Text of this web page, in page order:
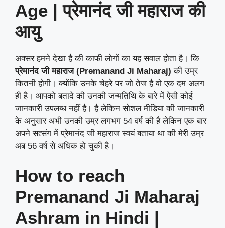
Age | प्रेमानंद जी महाराज की
आयु
अक्सर हमने देखा है की काफी लोगों का यह सवाल होता है। कि
प्रेमानंद जी महाराज (Premanand Ji Maharaj) की उम्र
कितनी होगी। क्योंकि उनके चेहरे पर जो तेज है वो एक दम अलग
ही है। आपको बतादे की उनकी जन्मतिथि के बारे में ऐसी कोई
जानकारी उपलब्ध नहीं है। है लेकिन सोशल मीडिया की जानकारी
के अनुसार अभी उनकी उम्र लगभग 54 वर्ष की है लेकिन एक बार
अपने सत्संग में प्रेमानंद जी महाराज स्वयं बताया था की मेरी उम्र
अब 56 वर्ष से अधिक हो चुकी है।
How to reach
Premanand Ji Maharaj
Ashram in Hindi |